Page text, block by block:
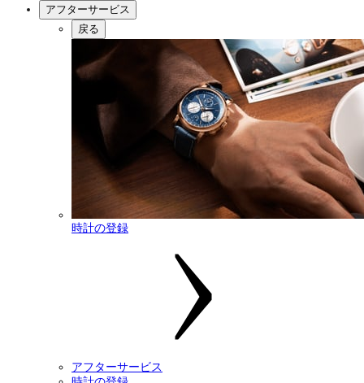
アフターサービス
戻る
時計の登録
アフターサービス